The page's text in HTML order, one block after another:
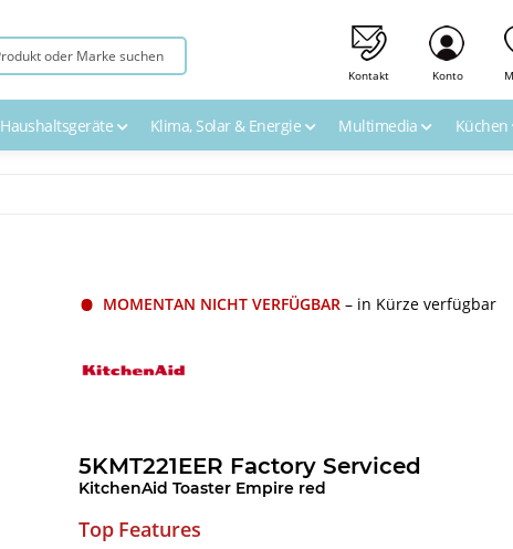
Kontakt Konto
Haushaltsgeräte Klima, Solar & Energie Multimedia Küchen
MOMENTAN NICHT VERFÜGBAR – in Kürze verfügbar
5KMT221EER Factory Serviced
KitchenAid Toaster Empire red
Top Features